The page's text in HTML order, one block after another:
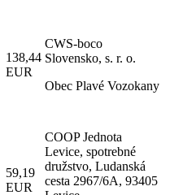
138,44
EUR
CWS-boco
Slovensko, s. r. o.
Obec Plavé Vozokany
59,19
EUR
COOP Jednota
Levice, spotrebné
družstvo, Ludanská
cesta 2967/6A, 93405